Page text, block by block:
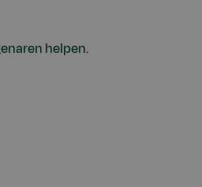
helpen.